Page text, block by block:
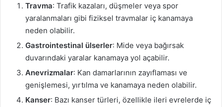
Travma: Trafik kazaları, düşmeler veya spor
yaralanmaları gibi fiziksel travmalar iç kanamaya
neden olabilir.
Gastrointestinal ülserler: Mide veya bağırsak
duvarındaki yaralar kanamaya yol açabilir.
Anevrizmalar: Kan damarlarının zayıflaması ve
genişlemesi, yırtılma ve kanamaya neden olabilir.
Kanser: Bazı kanser türleri, özellikle ileri evrelerde iç